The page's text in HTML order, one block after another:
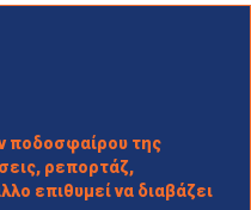
ποδοσφαίρου της
ρεπορτάζ,
επιθυμεί να διαβάζει